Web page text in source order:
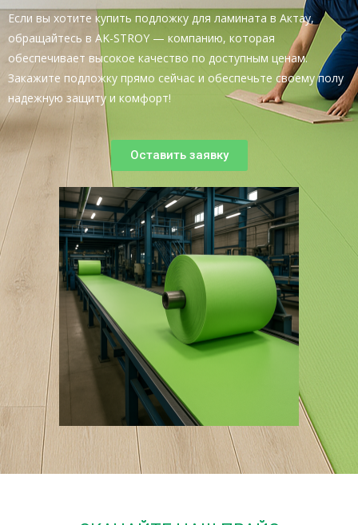
Если вы хотите купить подложку для ламината в Актау,
обращайтесь в AK-STROY — компанию, которая
обеспечивает высокое качество по доступным ценам.
Закажите подложку прямо сейчас и обеспечьте своему полу
надежную защиту и комфорт!
Оставить заявку